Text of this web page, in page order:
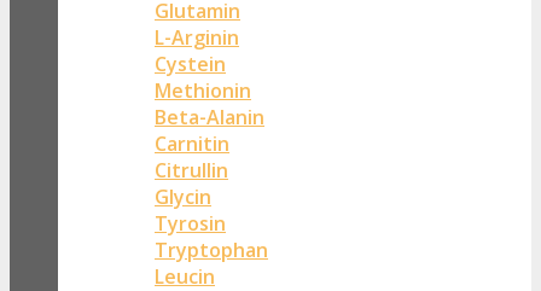
Glutamin
L-Arginin
Cystein
Methionin
Beta-Alanin
Carnitin
Citrullin
Glycin
Tyrosin
Tryptophan
Leucin